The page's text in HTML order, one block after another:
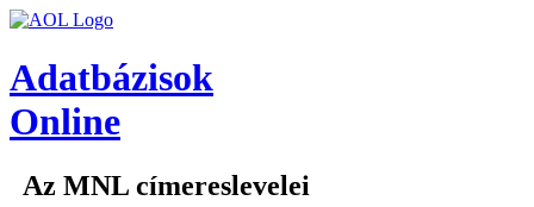
Adatbázisok
Online
Az MNL címereslevelei